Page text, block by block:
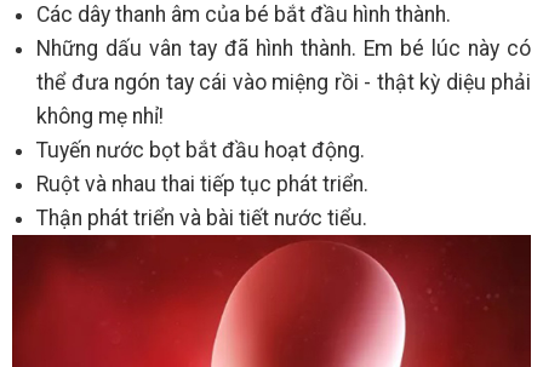
Các dây thanh âm của bé bắt đầu hình thành.
Những dấu vân tay đã hình thành. Em bé lúc này có
thể đưa ngón tay cái vào miệng rồi - thật kỳ diệu phải
không mẹ nhỉ!
Tuyến nước bọt bắt đầu hoạt động.
Ruột và nhau thai tiếp tục phát triển.
Thận phát triển và bài tiết nước tiểu.